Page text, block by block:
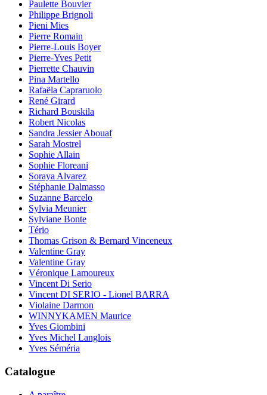
Paulette Bouvier
Philippe Brignoli
Pieni Mies
Pierre Romain
Pierre-Louis Boyer
Pierre-Yves Petit
Pierrette Chauvin
Pina Martello
Rafaëla Capraruolo
René Girard
Richard Bouskila
Robert Nicolas
Sandra Jessier Abouaf
Sarah Mostrel
Sophie Allain
Sophie Floreani
Soraya Alvarez
Stéphanie Dalmasso
Suzanne Barcelo
Sylvia Meunier
Sylviane Bonte
Tério
Thomas Grison & Bernard Vinceneux
Valentine Gray
Valentine Gray
Véronique Lamoureux
Vincent Di Serio
Vincent DI SERIO - Lionel BARRA
Violaine Darmon
WINNYKAMEN Maurice
Yves Giombini
Yves Michel Langlois
Yves Séméria
Catalogue